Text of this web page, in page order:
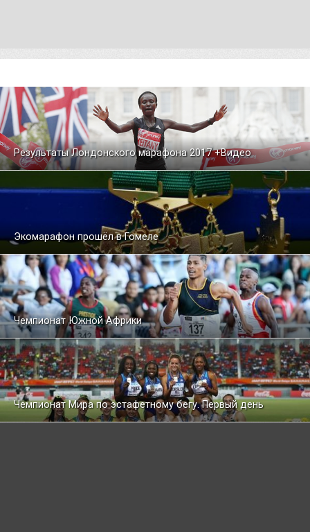
Результаты Лондонского марафона 2017 +Видео
Экомарафон прошёл в Гомеле
Чемпионат Южной Африки
Чемпионат Мира по эстафетному бегу. Первый день